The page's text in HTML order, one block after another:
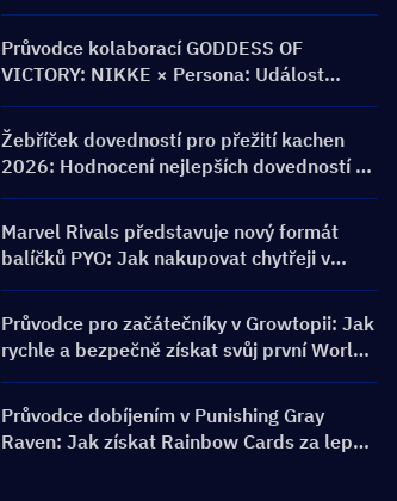
odměny
Průvodce kolaborací GODDESS OF
VICTORY: NIKKE × Persona: Událost
PERSONA ON FRONTLINE, postavy,
bannery a odměny
Žebříček dovedností pro přežití kachen
2026: Hodnocení nejlepších dovedností a
průvodce sestavením
Marvel Rivals představuje nový formát
balíčků PYO: Jak nakupovat chytřeji v
aktualizaci obchodu pro sezónu 9.5
Průvodce pro začátečníky v Growtopii: Jak
rychle a bezpečně získat svůj první World
Lock
Průvodce dobíjením v Punishing Gray
Raven: Jak získat Rainbow Cards za lepší